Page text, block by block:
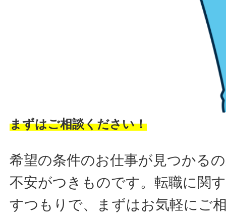
まずはご相談ください！
希望の条件のお仕事が見つかる
不安がつきものです。転職に関
すつもりで、まずはお気軽にご